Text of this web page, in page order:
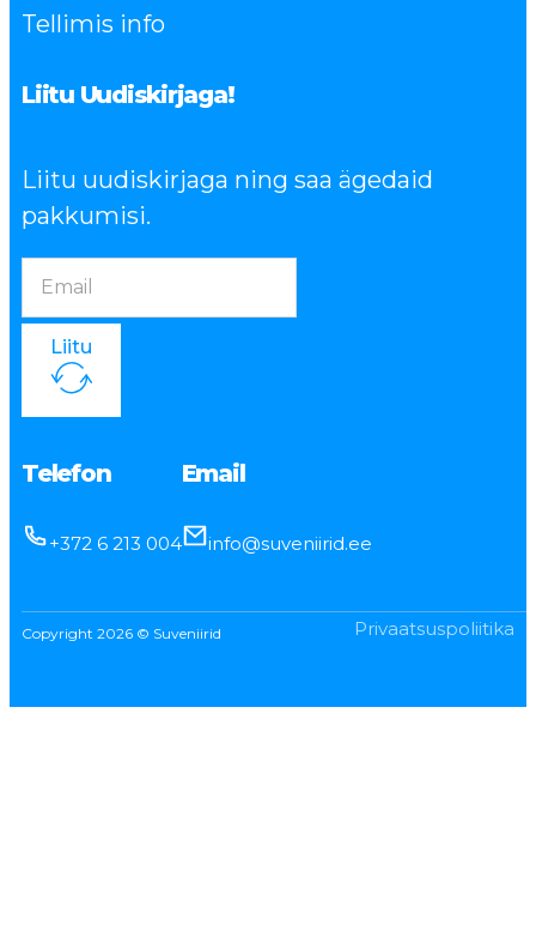
Tellimis info
Liitu Uudiskirjaga!
Liitu uudiskirjaga ning saa ägedaid
pakkumisi.
Liitu
Telefon
+372 6 213 004
Email
info@suveniirid.ee
Copyright 2026 © Suveniirid Privaatsuspoliitika